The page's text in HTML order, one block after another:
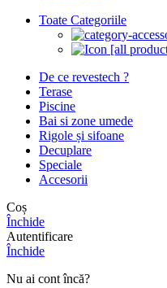
Toate Categoriile
De ce revestech ?
Terase
Piscine
Bai si zone umede
Rigole și sifoane
Decuplare
Speciale
Accesorii
Coș
Închide
Autentificare
Închide
Nu ai cont încă?